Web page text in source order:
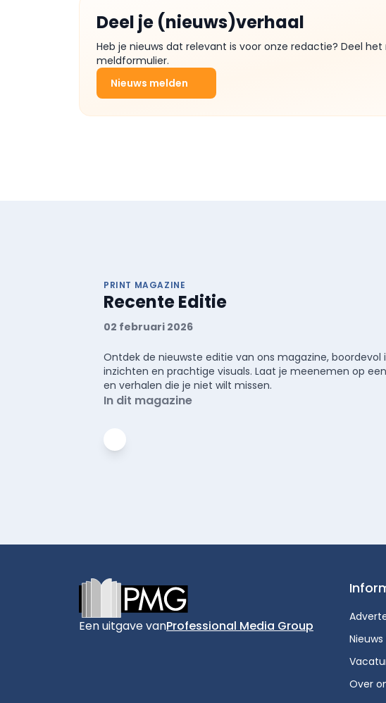
Deel je (nieuws)verhaal
Heb je nieuws dat relevant is voor onze redactie? Deel
meldformulier.
Nieuws melden
PRINT MAGAZINE
Recente Editie
02 februari 2026
Ontdek de nieuwste editie van ons magazine, boordevol
inzichten en prachtige visuals. Laat je meenemen op
en verhalen die je niet wilt missen.
In dit magazine
Een uitgave vanProfessional Media Group
Over